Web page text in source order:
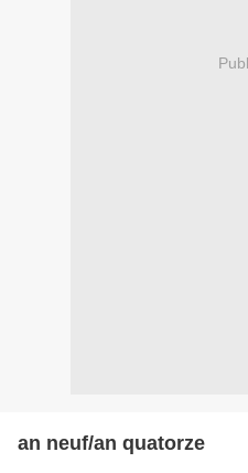
an neuf/an quatorze